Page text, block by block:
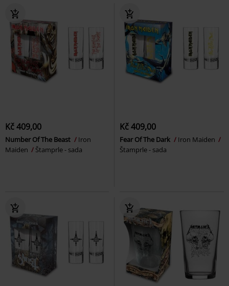
Kč 409,00
Number Of The Beast
Iron
Maiden
Štamprle - sada
Kč 409,00
Fear Of The Dark
Iron Maiden
Štamprle - sada